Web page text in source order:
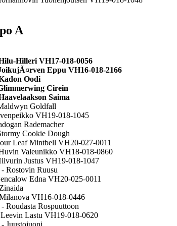
A
Hilleri VH17-018-0056
Eppu VH16-018-2166
Oodi
Cirein
Saima
Goldfall
VH19-018-1045
Rademacher
Cookie Dough
Leaf Mintbell VH20-027-0011
Valeunikko VH18-018-0860
Justus VH19-018-1047
Rostovin Ruusu
Edna VH20-025-0011
VH16-018-0446
Roudasta Rospuuttoon
Lastu VH19-018-0620
Juustojuoni